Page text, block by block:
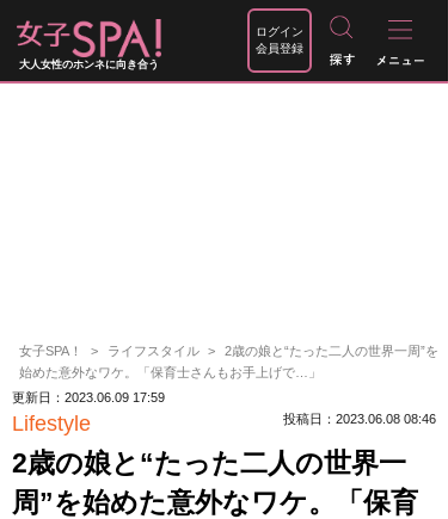
大人女性のホンネに向き合う
ログイン
会員登録
女子SPA！ ライフスタイル
2歳の娘と“たった二人の世界一周”を
始めた意外なワケ。「保育士さんもお手上げで…」
更新日：2023.06.09 17:59
Lifestyle 投稿日：2023.06.08 08:46
2歳の娘と“たった二人の世界一
周”を始めた意外なワケ。「保育